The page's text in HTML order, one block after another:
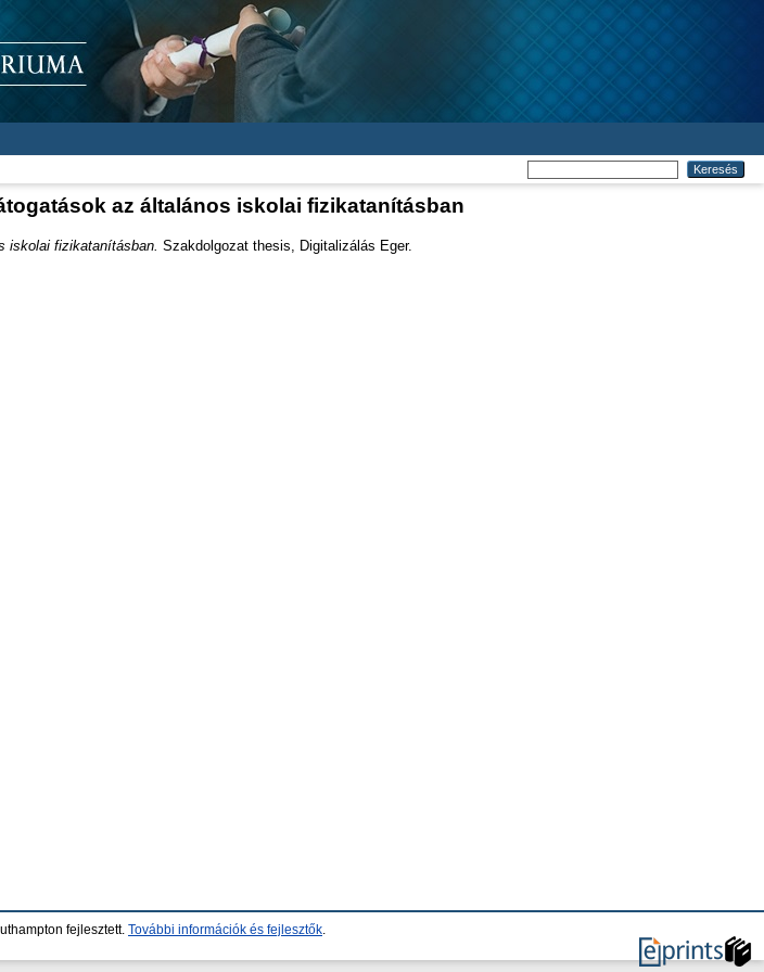
az általános iskolai fizikatanításban
iskolai fizikatanításban. Szakdolgozat thesis, Digitalizálás Eger.
fejlesztett. További információk és fejlesztők